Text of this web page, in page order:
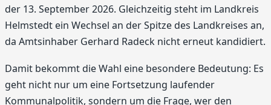
der 13. September 2026. Gleichzeitig steht im Landkreis
Helmstedt ein Wechsel an der Spitze des Landkreises an,
da Amtsinhaber Gerhard Radeck nicht erneut kandidiert.
Damit bekommt die Wahl eine besondere Bedeutung: Es
geht nicht nur um eine Fortsetzung laufender
Kommunalpolitik, sondern um die Frage, wer den